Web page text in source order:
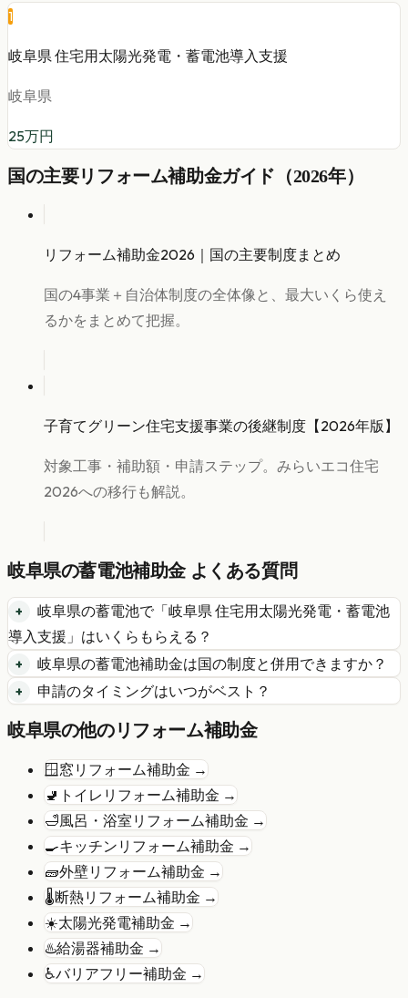
1
岐阜県 住宅用太陽光発電・蓄電池導入支援
岐阜県
25万円
国の主要リフォーム補助金ガイド（2026年）
リフォーム補助金2026｜国の主要制度まとめ
国の4事業＋自治体制度の全体像と、最大いくら使え
るかをまとめて把握。
子育てグリーン住宅支援事業の後継制度【2026年版】
対象工事・補助額・申請ステップ。みらいエコ住宅
2026への移行も解説。
岐阜県の蓄電池補助金 よくある質問
岐阜県の蓄電池で「岐阜県 住宅用太陽光発電・蓄電池
導入支援 」はいくらもらえる？
岐阜県の蓄電池補助金は国の制度と併用できますか？
申請のタイミングはいつがベスト？
岐阜県の他のリフォーム補助金
🪟窓リフォーム補助金 →
🚽 トイレリフォーム補助金 →
🛁風呂・浴室リフォーム補助金 →
🍳キッチンリフォーム補助金 →
🧱外壁リフォーム補助金 →
🌡️断熱リフォーム補助金 →
☀️太陽光発電補助金 →
♨️給湯器補助金 →
♿バリアフリー補助金 →